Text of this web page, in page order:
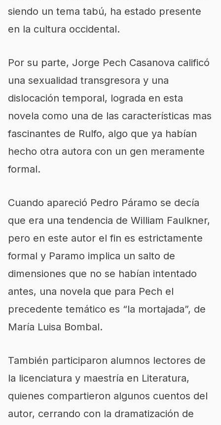
siendo un tema tabú, ha estado presente
en la cultura occidental.
Por su parte, Jorge Pech Casanova calificó
una sexualidad transgresora y una
dislocación temporal, lograda en esta
novela como una de las características mas
fascinantes de Rulfo, algo que ya habían
hecho otra autora con un gen meramente
formal.
Cuando apareció Pedro Páramo se decía
que era una tendencia de William Faulkner,
pero en este autor el fin es estrictamente
formal y Paramo implica un salto de
dimensiones que no se habían intentado
antes, una novela que para Pech el
precedente temático es “la mortajada”, de
María Luisa Bombal.
También participaron alumnos lectores de
la licenciatura y maestría en Literatura,
quienes compartieron algunos cuentos del
autor, cerrando con la dramatización de